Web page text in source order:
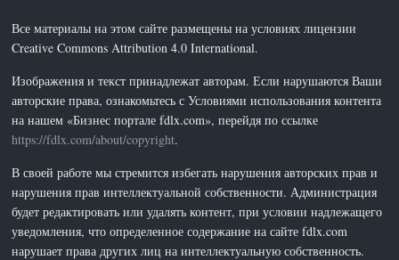
Все материалы на этом сайте размещены на условиях лицензии
Creative Commons Attribution 4.0 International.
Изображения и текст принадлежат авторам. Если нарушаются Ваши
авторские права, ознакомьтесь с Условиями использования контента
на нашем «Бизнес портале fdlx.com», перейдя по ссылке
https://fdlx.com/about/copyright.
В своей работе мы стремится избегать нарушения авторских прав и
нарушения прав интеллектуальной собственности. Администрация
будет редактировать или удалять контент, при условии надлежащего
уведомления, что определенное содержание на сайте fdlx.com
нарушает права других лиц на интеллектуальную собственность.